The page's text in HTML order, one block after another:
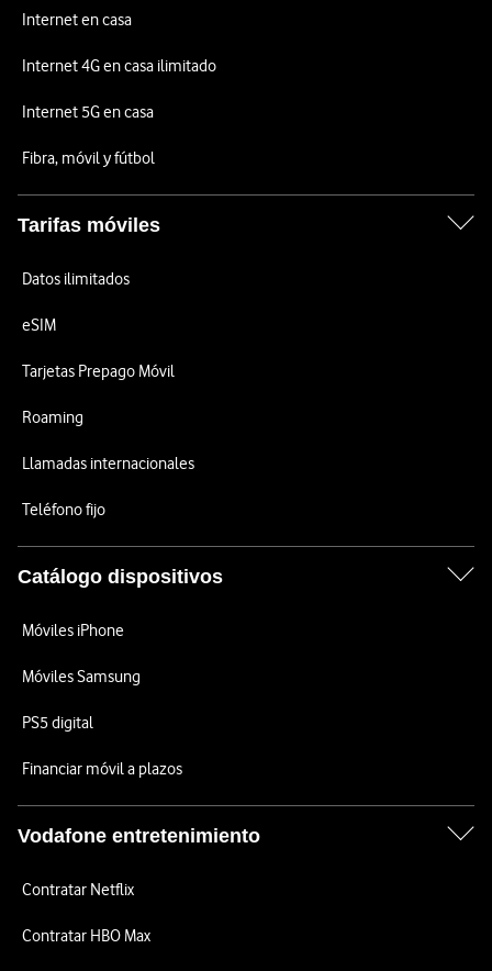
Internet en casa
Internet 4G en casa ilimitado
Internet 5G en casa
Fibra, móvil y fútbol
Tarifas móviles
Datos ilimitados
eSIM
Tarjetas Prepago Móvil
Roaming
Llamadas internacionales
Teléfono fijo
Catálogo dispositivos
Móviles iPhone
Móviles Samsung
PS5 digital
Financiar móvil a plazos
Vodafone entretenimiento
Contratar Netflix
Contratar HBO Max